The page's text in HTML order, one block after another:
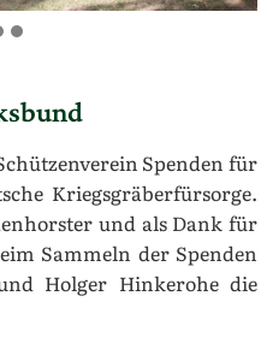
Spenden für
Kriegsgräberfürsorge.
und als Dank für
Sammeln der Spenden
Holger Hinkerohe die